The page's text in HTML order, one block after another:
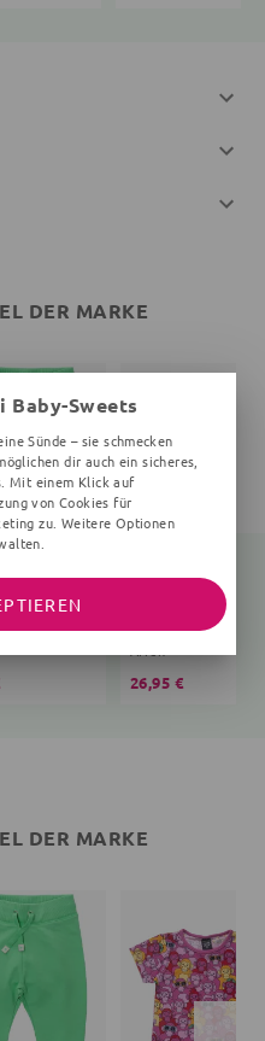
DER MARKE
T-Shirt
Affen
26,95 €
DER MARKE
Baby-Sweets
Sünde – sie schmecken
dir auch ein sicheres,
Mit einem Klick auf
von Cookies für
zu. Weitere Optionen